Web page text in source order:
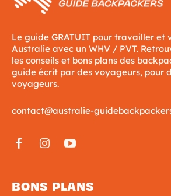
Le guide GRATUIT pour travailler et
Australie avec un WHV / PVT.
les conseils et bons plans des
guide écrit par des voyageurs, pour
voyageurs.
contact@australie-
BONS PLANS